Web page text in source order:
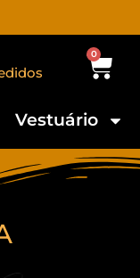
0
Vestuário